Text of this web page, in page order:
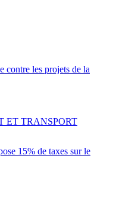
contre les projets de la
15% de taxes sur le
ET TRANSPORT